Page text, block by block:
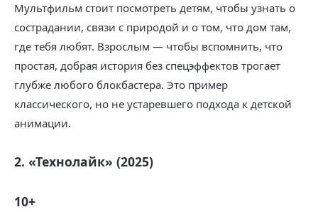
Мультфильм стоит посмотреть детям, чтобы узнать о
сострадании, связи с природой и о том, что дом там,
где тебя любят. Взрослым — чтобы вспомнить, что
простая, добрая история без спецэффектов трогает
глубже любого блокбастера. Это пример
классического, но не устаревшего подхода к детской
анимации.
2. «Технолайк» (2025)
10+